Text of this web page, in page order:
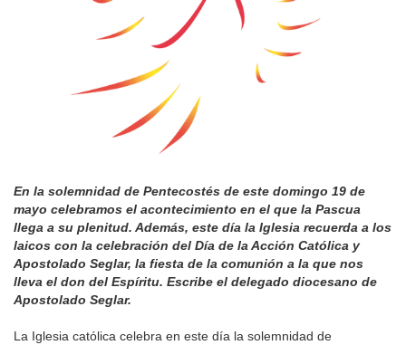
En la solemnidad de Pentecostés de este domingo 19 de
mayo celebramos el acontecimiento en el que la Pascua
llega a su plenitud. Además, este día la Iglesia recuerda a los
laicos con la celebración del Día de la Acción Católica y
Apostolado Seglar, la fiesta de la comunión a la que nos
lleva el don del Espíritu. Escribe el delegado diocesano de
Apostolado Seglar.
La Iglesia católica celebra en este día la solemnidad de